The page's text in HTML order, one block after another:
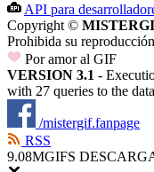
API para
Copyright ©
Prohibida su
Por amor al GIF
VERSION 3.1 -
with 27 queries to the
/mistergif.fanpage
RSS
9.08MGIFS